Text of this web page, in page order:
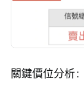
關鍵價位分析：